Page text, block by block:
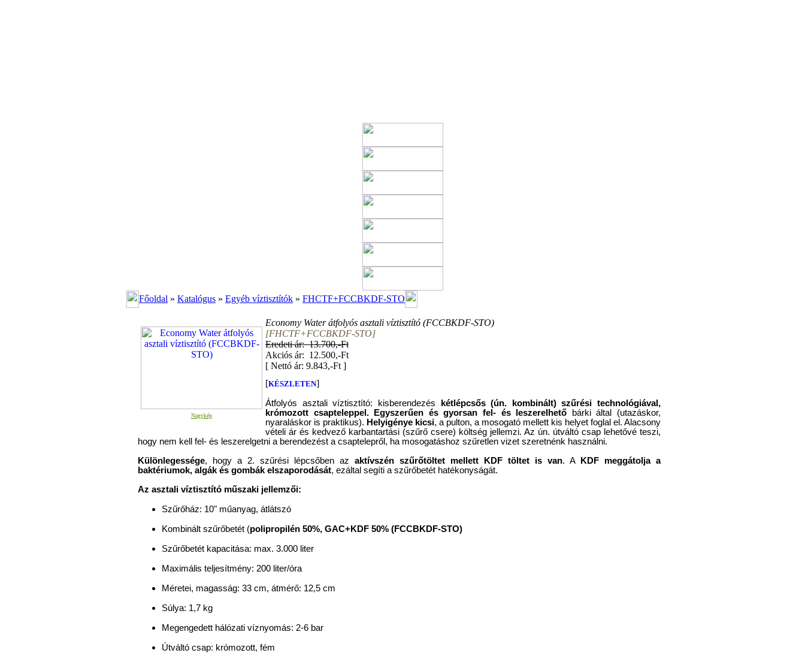
Főoldal » Katalógus » Egyéb víztisztítók » FHCTF+FCCBKDF-STO
Nagykép
Economy Water átfolyós asztali víztisztító (FCCBKDF-STO)
[FHCTF+FCCBKDF-STO]
Eredeti ár: 13.700,-Ft
Akciós ár: 12.500,-Ft
[ Nettó ár: 9.843,-Ft ]
[KÉSZLETEN]
Átfolyós asztali víztisztító: kisberendezés
kétlépcsős (ún. kombinált) szűrési technológiával,
krómozott csapteleppel. Egyszerűen és gyorsan fel- és leszerelhető bárki által (utazáskor,
nyaraláskor is praktikus). Helyigénye kicsi, a pulton, a mosogató mellett kis helyet foglal el. Alacsony
vételi ár és kedvező karbantartási (szűrő csere) költség jellemzi. Az ún. útváltó csap lehetővé teszi,
hogy nem kell fel- és leszerelgetni a berendezést a csaptelepről, ha mosogatáshoz szűretlen vizet szeretnénk használni.
Különlegessége, hogy a 2. szűrési lépcsőben az aktívszén szűrőtöltet mellett KDF töltet is van. A
KDF meggátolja a
baktériumok, algák és gombák elszaporodását, ezáltal segíti a szűrőbetét hatékonyságát.
Az asztali víztisztító műszaki jellemzői:
Szűrőház: 10" műanyag, átlátszó
Kombinált szűrőbetét (polipropilén 50%, GAC+KDF 50% (FCCBKDF-STO)
Szűrőbetét kapacitása: max. 3.000 liter
Maximális teljesítmény: 200 liter/óra
Méretei, magasság: 33 cm, átmérő: 12,5 cm
Súlya: 1,7 kg
Megengedett hálózati víznyomás: 2-6 bar
Útváltó csap: krómozott, fém